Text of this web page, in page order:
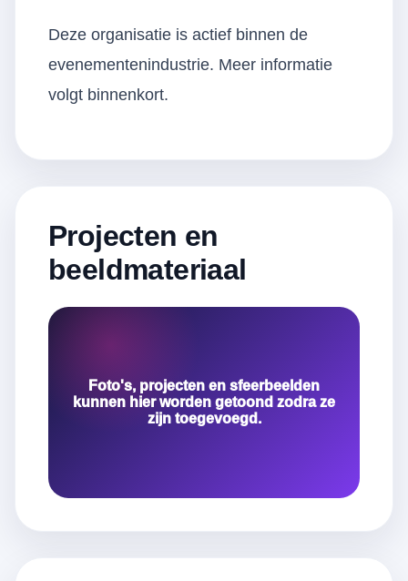
Deze organisatie is actief binnen de
evenementenindustrie. Meer informatie
volgt binnenkort.
Projecten en
beeldmateriaal
Foto's, projecten en sfeerbeelden
kunnen hier worden getoond zodra ze
zijn toegevoegd.